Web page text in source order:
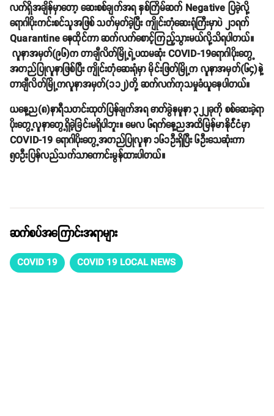
လက်ရှိအချိန်မှာတော့ ဆေးစစ်ချက်အရ နှစ်ကြိမ်ဆက် Negative ပြခဲ့လို့
ရောဂါပိုးကင်းစင်သူအဖြစ် သတ်မှတ်ခဲ့ပြီး ကျိုင်းတုံဆေးရုံကြီးမှာပဲ ၂၁ရက်
Quarantine နေထိုင်ကာ ဆက်လက်စောင့်ကြည့်သွားမယ်လို့သိရပါတယ်။
လူနာအမှတ်(၉၆)က တာချီလိတ်မြို့ရဲ့ပထမဆုံး COVID-19ရောဂါပိုးတွေ့
အတည်ပြုလူနာဖြစ်ပြီး ကျိုင်းတုံဆေးရုံမှာ မိုင်းဖြတ်မြို့က လူနာအမှတ်(၆၄)နဲ့
တာချီလိတ်မြို့ကလူနာအမှတ်(၁၁၂)တို့ ဆက်လက်ကုသမှုခံယူနေပါတယ်။
ယနေ့ည(၈)နာရီသတင်းထုတ်ပြန်ချက်အရ ဓာတ်ခွဲနမူနာ ၃၂၂ခုကို စစ်ဆေးခဲ့ရာ
ပိုးတွေ့လူနာတွေ့ရှိခဲ့ခြင်းမရှိပါဘူး။ မေလ ၆ရက်နေ့ညအထိမြန်မာနိုင်ံငံမှာ
COVID-19 ရောဂါပိုးတွေ့အတည်ပြုလူနာ ၁၆၁ဦးရှိပြီး ၆ဦးသေဆုံးကာ
၅၀ဦးပြန်လည်သက်သာကောင်းမွန်ထားပါတယ်။
ဆက်စပ်အကြောင်းအရာများ
COVID 19 COVID 19 LOCAL NEWS